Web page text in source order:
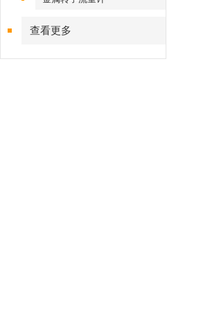
查看更多